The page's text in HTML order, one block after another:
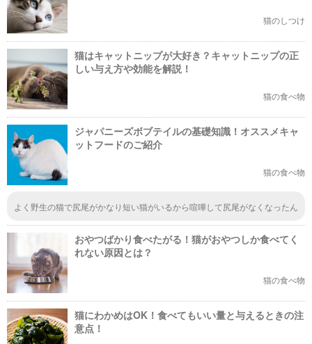
猫のしつけ
猫はキャットニップが大好き？キャットニップの正
しい与え方や効能を解説！
猫の食べ物
ジャパニーズボブテイルの基礎知識！オススメキャ
ットフードのご紹介
猫の食べ物
よく野生の猫で尻尾がかなり短い猫がいるから喧嘩して尻尾がなくなったん
の猫がかわいいって思ってたけど、よくみたら短い尻尾も丸くてかわいい
おやつばかり食べたがる！猫がおやつしか食べてく
れない原因とは？
猫の食べ物
猫にわかめはOK！食べてもいい量と与えるときの注
意点！